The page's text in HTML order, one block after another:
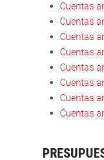
Cuentas
Cuentas
Cuentas
Cuentas
Cuentas
Cuentas
Cuentas
Cuentas